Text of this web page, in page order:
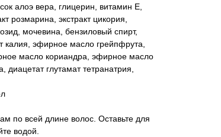
алоэ вера, глицерин, витамин Е,
розмарина, экстракт цикория,
мочевина, бензиловый спирт,
калия, эфирное масло грейпфрута,
масло кориандра, эфирное масло
диацетат глутамат тетранатрия,
по всей длине волос. Оставьте для
водой.